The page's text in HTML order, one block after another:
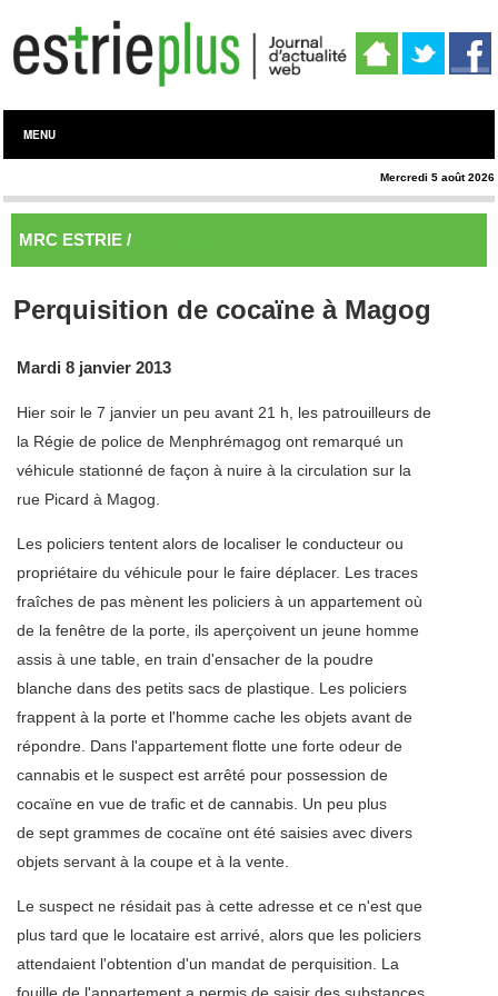
MENU
Mercredi 5 août 2026
MRC ESTRIE /
Perquisition de cocaïne à Magog
Mardi 8 janvier 2013
Hier soir le 7 janvier un peu avant 21 h, les patrouilleurs de
la Régie de police de Menphrémagog ont remarqué un
véhicule stationné de façon à nuire à la circulation sur la
rue Picard à Magog.
Les policiers tentent alors de localiser le conducteur ou
propriétaire du véhicule pour le faire déplacer. Les traces
fraîches de pas mènent les policiers à un appartement où
de la fenêtre de la porte, ils aperçoivent un jeune homme
assis à une table, en train d'ensacher de la poudre
blanche dans des petits sacs de plastique. Les policiers
frappent à la porte et l'homme cache les objets avant de
répondre. Dans l'appartement flotte une forte odeur de
cannabis et le suspect est arrêté pour possession de
cocaïne en vue de trafic et de cannabis. Un peu plus
de sept grammes de cocaïne ont été saisies avec divers
objets servant à la coupe et à la vente.
Le suspect ne résidait pas à cette adresse et ce n'est que
plus tard que le locataire est arrivé, alors que les policiers
attendaient l'obtention d'un mandat de perquisition. La